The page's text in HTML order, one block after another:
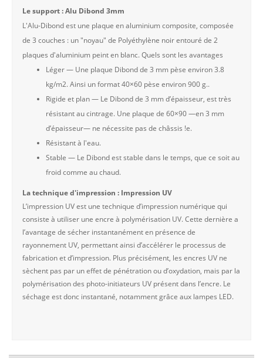
Le support : Alu Dibond 3mm
L'Alu-Dibond est une plaque en aluminium composite, composée
de 3 couches : un "noyau" de Polyéthylène noir entouré de 2
plaques d'aluminium peint en blanc. Quels sont les avantages
Léger — Une plaque Dibond de 3 mm pèse environ 3.8
kg/m2. Ainsi un format 40×60 pèse environ 900 g..
Rigide et plan — Le Dibond de 3 mm d’épaisseur, est très
résistant au cintrage. Une plaque de 60×90 —en 3 mm
d’épaisseur— ne nécessite pas de châssis !e.
Résistant à l'eau.
Stable — Le Dibond est stable dans le temps, que ce soit au
froid comme au chaud.
La technique d'impression : Impression UV
L’impression UV est une technique d’impression numérique qui
consiste à utiliser une encre à polymérisation UV. Cette dernière a
l’avantage de sécher instantanément en présence de
rayonnement UV, permettant ainsi d’accélérer le processus de
fabrication et d’impression. Plus précisément, les encres UV ne
sèchent pas par un effet de pénétration ou d’oxydation, mais par la
polymérisation des photo-initiateurs UV présent dans l’encre. Le
séchage est donc instantané, notamment grâce aux lampes LED.